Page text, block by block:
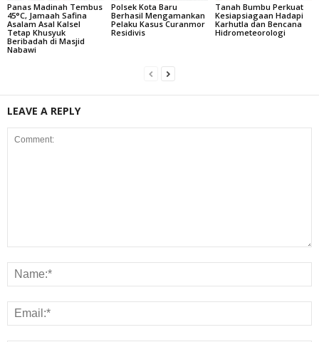
Panas Madinah Tembus
45°C, Jamaah Safina
Asalam Asal Kalsel
Tetap Khusyuk
Beribadah di Masjid
Nabawi
Polsek Kota Baru
Berhasil Mengamankan
Pelaku Kasus Curanmor
Residivis
Tanah Bumbu Perkuat
Kesiapsiagaan Hadapi
Karhutla dan Bencana
Hidrometeorologi
LEAVE A REPLY